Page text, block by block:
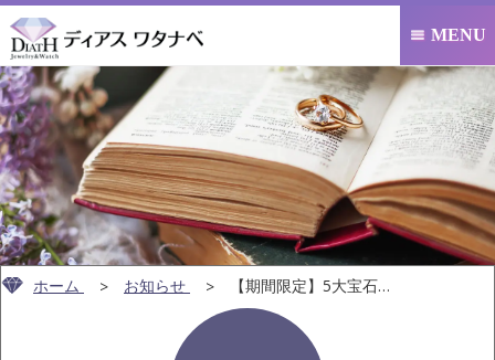
 MENU
ホーム お知らせ 【期間限定】5大宝石＆希少石の高価買取キ…